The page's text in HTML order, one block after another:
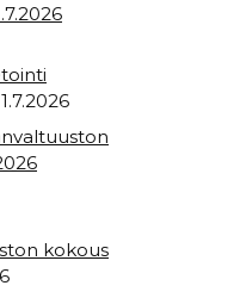
1.7.2026
kokous